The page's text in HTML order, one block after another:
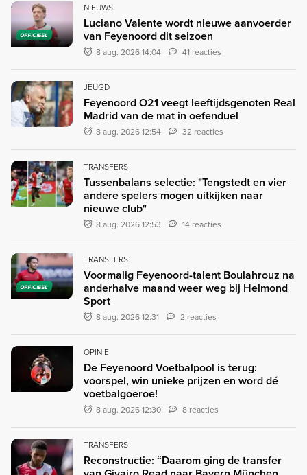
OFFICIEEL
NIEUWS
Luciano Valente wordt nieuwe aanvoerder
van Feyenoord dit seizoen
8 aug. 2026 14:04 41 reacties
JEUGD
Feyenoord O21 veegt leeftijdsgenoten Real
Madrid van de mat in oefenduel
8 aug. 2026 12:54 32 reacties
TRANSFERS
Tussenbalans selectie: "Tengstedt en vier
andere spelers mogen uitkijken naar
nieuwe club"
8 aug. 2026 12:53 14 reacties
OFFICIEEL
TRANSFERS
Voormalig Feyenoord-talent Boulahrouz na
anderhalve maand weer weg bij Helmond
Sport
8 aug. 2026 12:31 2 reacties
OPINIE
De Feyenoord Voetbalpool is terug:
voorspel, win unieke prijzen en word dé
voetbalgoeroe!
8 aug. 2026 12:30 8 reacties
TRANSFERS
Reconstructie: “Daarom ging de transfer